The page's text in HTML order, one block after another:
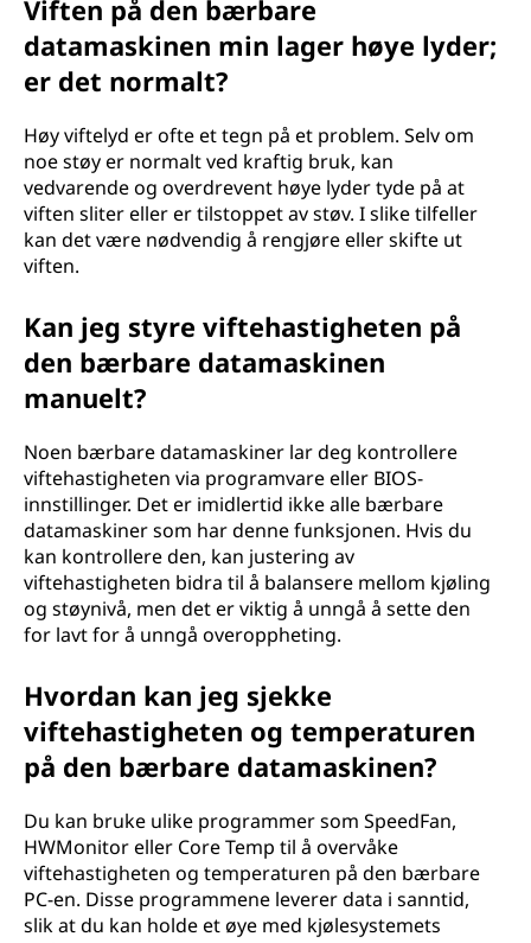
Viften på den bærbare
datamaskinen min lager høye lyder;
er det normalt?
Høy viftelyd er ofte et tegn på et problem. Selv om
noe støy er normalt ved kraftig bruk, kan
vedvarende og overdrevent høye lyder tyde på at
viften sliter eller er tilstoppet av støv. I slike tilfeller
kan det være nødvendig å rengjøre eller skifte ut
viften.
Kan jeg styre viftehastigheten på
den bærbare datamaskinen
manuelt?
Noen bærbare datamaskiner lar deg kontrollere
viftehastigheten via programvare eller BIOS-
innstillinger. Det er imidlertid ikke alle bærbare
datamaskiner som har denne funksjonen. Hvis du
kan kontrollere den, kan justering av
viftehastigheten bidra til å balansere mellom kjøling
og støynivå, men det er viktig å unngå å sette den
for lavt for å unngå overoppheting.
Hvordan kan jeg sjekke
viftehastigheten og temperaturen
på den bærbare datamaskinen?
Du kan bruke ulike programmer som SpeedFan,
HWMonitor eller Core Temp til å overvåke
viftehastigheten og temperaturen på den bærbare
PC-en. Disse programmene leverer data i sanntid,
slik at du kan holde et øye med kjølesystemets